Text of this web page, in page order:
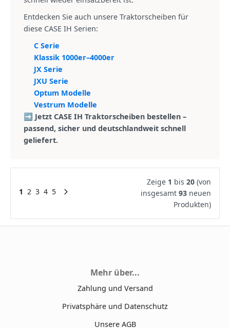
Entdecken Sie auch unsere Traktorscheiben für
diese CASE IH Serien:
C Serie
Klassik 1000er–4000er
JX Serie
JXU Serie
Optum Modelle
Vestrum Modelle
➡️ Jetzt CASE IH Traktorscheiben bestellen –
passend, sicher und deutschlandweit schnell
geliefert.
1 2 3 4 5
Zeige 1 bis 20 (von
insgesamt 93 neuen
Produkten)
Mehr über...
Zahlung und Versand
Privatsphäre und Datenschutz
Unsere AGB